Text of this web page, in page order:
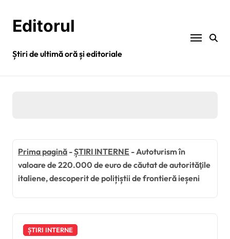
conținutEditorul
Știri de ultimă oră și editoriale
Prima pagină -ȘTIRI INTERNE - Autoturism în
valoare de 220.000 de euro de căutat de autorităţile
italiene, descoperit de polițiștii de frontieră ieșeni
ȘTIRI INTERNE